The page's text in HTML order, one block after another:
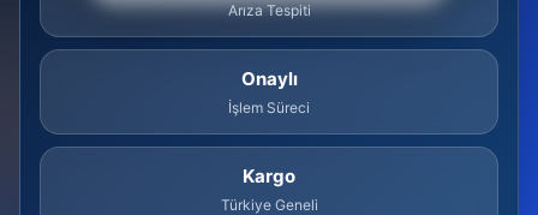
Arıza Tespiti
Onaylı
İşlem Süreci
Kargo
Türkiye Geneli